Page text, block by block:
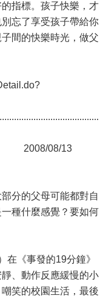
指標。孩子快樂，才
忘了享受孩子帶給你
間的快樂時光，做父
08/13
分的父母可能都對自
種什麼感覺？要如何
在《事發的19分鐘》
、動作反應緩慢的小
笑的校園生活，最後